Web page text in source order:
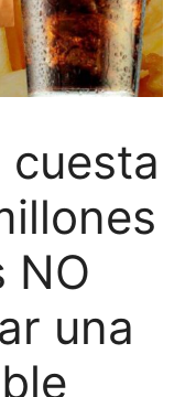
cuesta
NO
una